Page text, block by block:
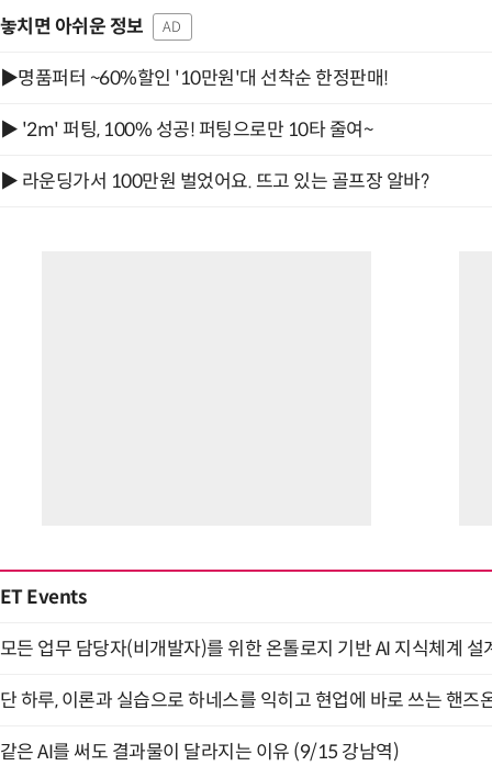
놓치면 아쉬운 정보 AD
▶명품퍼터 ~60%할인 '10만원'대 선착순 한정판매!
▶ '2m' 퍼팅, 100% 성공! 퍼팅으로만 10타 줄여~
▶ 라운딩가서 100만원 벌었어요. 뜨고 있는 골프장 알바?
ET Events
모든 업무 담당자(비개발자)를 위한 온톨로지 기반 AI 지식체계
단 하루, 이론과 실습으로 하네스를 익히고 현업에 바로 쓰는 핸즈
같은 AI를 써도 결과물이 달라지는 이유 (9/15 강남역)